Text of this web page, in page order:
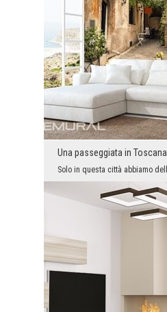
Una passeggiata in Toscana